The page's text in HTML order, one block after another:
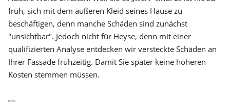
früh, sich mit dem äußeren Kleid seines Hause zu
beschäftigen, denn manche Schäden sind zunächst
"unsichtbar". Jedoch nicht für Heyse, denn mit einer
qualifizierten Analyse entdecken wir versteckte Schäden an
Ihrer Fassade frühzeitig. Damit Sie später keine höheren
Kosten stemmen müssen.